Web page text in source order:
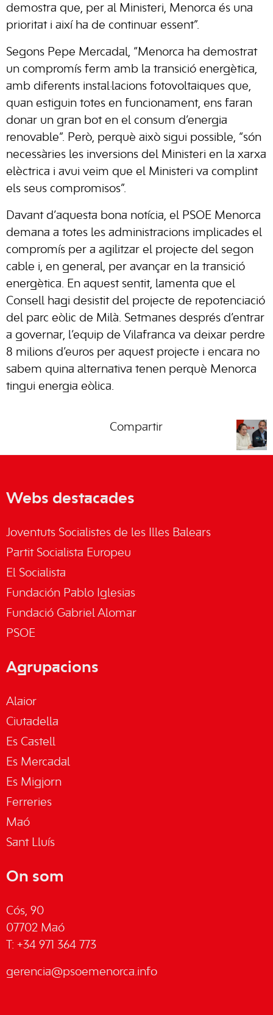
demostra que, per al Ministeri, Menorca és una
prioritat i així ha de continuar essent”.
Segons Pepe Mercadal, “Menorca ha demostrat
un compromís ferm amb la transició energètica,
amb diferents instal·lacions fotovoltaiques que,
quan estiguin totes en funcionament, ens faran
donar un gran bot en el consum d’energia
renovable”. Però, perquè això sigui possible, “són
necessàries les inversions del Ministeri en la xarxa
elèctrica i avui veim que el Ministeri va complint
els seus compromisos”.
Davant d’aquesta bona notícia, el PSOE Menorca
demana a totes les administracions implicades el
compromís per a agilitzar el projecte del segon
cable i, en general, per avançar en la transició
energètica. En aquest sentit, lamenta que el
Consell hagi desistit del projecte de repotenciació
del parc eòlic de Milà. Setmanes després d’entrar
a governar, l’equip de Vilafranca va deixar perdre
8 milions d’euros per aquest projecte i encara no
sabem quina alternativa tenen perquè Menorca
tingui energia eòlica.
Compartir
Webs destacades
Joventuts Socialistes de les Illes Balears
Partit Socialista Europeu
El Socialista
Fundación Pablo Iglesias
Fundació Gabriel Alomar
PSOE
Agrupacions
Alaior
Ciutadella
Es Castell
Es Mercadal
Es Migjorn
Ferreries
Maó
Sant Lluís
On som
Cós, 90
07702 Maó
T: +34 971 364 773
gerencia@psoemenorca.info